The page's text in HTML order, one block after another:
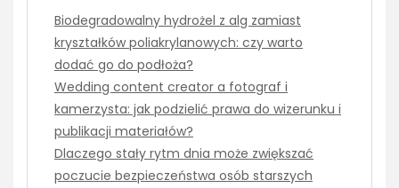
Biodegradowalny hydrożel z alg zamiast
kryształków poliakrylanowych: czy warto
dodać go do podłoża?
Wedding content creator a fotograf i
kamerzysta: jak podzielić prawa do wizerunku i
publikacji materiałów?
Dlaczego stały rytm dnia może zwiększać
poczucie bezpieczeństwa osób starszych